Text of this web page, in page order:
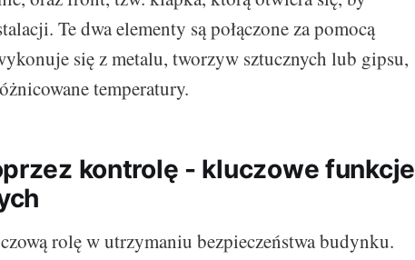
Te dwa elementy są połączone za pomocą
się z metalu, tworzyw sztucznych lub gipsu,
temperatury.
kontrolę - kluczowe funkcje
rolę w utrzymaniu bezpieczeństwa budynku.